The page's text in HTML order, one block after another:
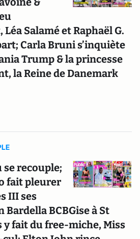
Salamé et Raphaël G.
Carla Bruni s’inquiète
Trump & la princesse
la Reine de Danemark
se recouple;
fait pleurer
III ses
BCBGise à St
y fait du free-miche, Miss